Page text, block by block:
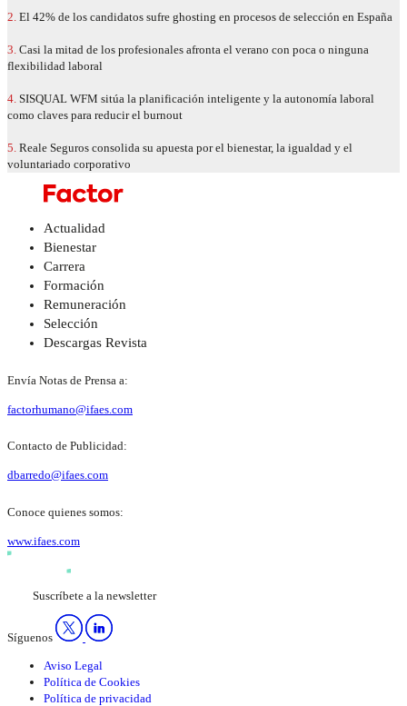
2. El 42% de los candidatos sufre ghosting en procesos de selección en España
3. Casi la mitad de los profesionales afronta el verano con poca o ninguna
flexibilidad laboral
4. SISQUAL WFM sitúa la planificación inteligente y la autonomía laboral
como claves para reducir el burnout
5. Reale Seguros consolida su apuesta por el bienestar, la igualdad y el
voluntariado corporativo
Actualidad
Bienestar
Carrera
Formación
Remuneración
Selección
Descargas Revista
Envía Notas de Prensa a:
factorhumano@ifaes.com
Contacto de Publicidad:
dbarredo@ifaes.com
Conoce quienes somos:
www.ifaes.com
Suscríbete a la newsletter
Síguenos
Aviso Legal
Política de Cookies
Política de privacidad